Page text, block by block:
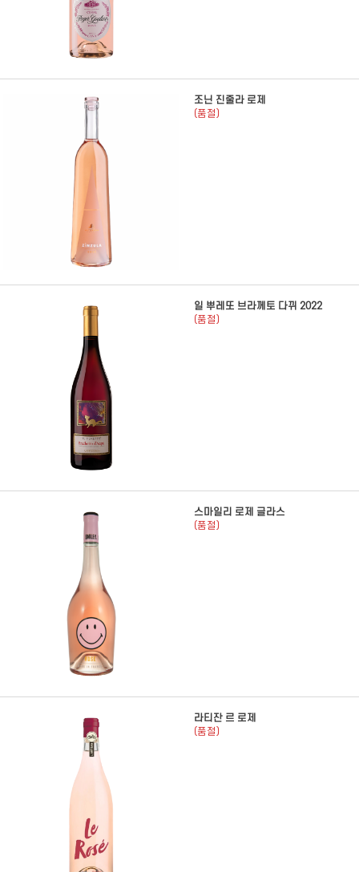
조닌 진줄라 로제
(품절)
일 뿌레또 브라께토 다뀌 2022
(품절)
스마일리 로제 글라스
(품절)
라티잔 르 로제
(품절)